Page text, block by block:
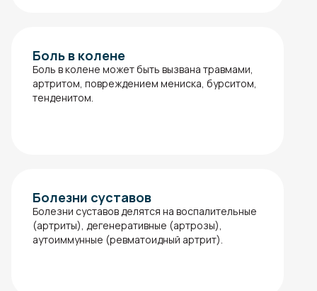
Боль в колене
Боль в колене может быть вызвана травмами,
артритом, повреждением мениска, бурситом,
тенденитом.
Болезни суставов
Болезни суставов делятся на воспалительные
(артриты), дегенеративные (артрозы),
аутоиммунные (ревматоидный артрит).